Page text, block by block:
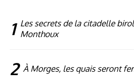
1 Les secrets de la citadelle
Monthoux
2 À Morges, les quais seront